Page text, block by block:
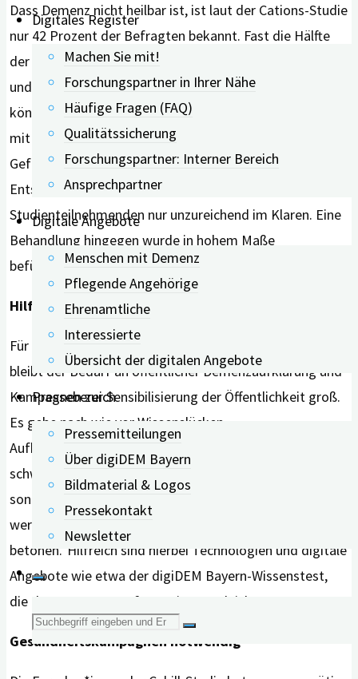
Digitales Register
Machen Sie mit!
Forschungspartner in Ihrer Nähe
Häufige Fragen (FAQ)
Qualitätssicherung
Forschungspartner: Interner Bereich
Ansprechpartner
Digitale Angebote
Menschen mit Demenz
Pflegende Angehörige
Ehrenamtliche
Interessierte
Übersicht der digitalen Angebote
Pressebereich
Pressemitteilungen
Über digiDEM Bayern
Bildmaterial & Logos
Pressekontakt
Newsletter
Suche
Dass Demenz nicht heilbar ist, ist laut der Cations-Studie
nur 42 Prozent der Befragten bekannt. Fast die Hälfte
der Befragten stimmte zu, dass Demenz ein normaler
und nicht vermeidbarer Teil des Alterns ist. Jedoch
könnte der Glaube an die Möglichkeiten der Vorbeugung
mit der Zeit stärker werden. Über die Rolle der
Gefäßrisikofaktoren und deren Bedeutung bei der
Entstehung von Demenzen waren sich die
Studienteilnehmenden nur unzureichend im Klaren. Eine
Behandlung hingegen wurde in hohem Maße
befürwortet.
Hilfreiche Technologien
Für das Team der Wissenschaftler*innen um Cations
bleibt der Bedarf an öffentlicher Demenzaufklärung und
Kampagnen zur Sensibilisierung der Öffentlichkeit groß.
Es gebe nach wie vor Wissenslücken.
Aufklärungskampagnen müssten nicht nur auf die
schwerwiegenden Folgen der Demenz hinweisen,
sondern „durch evidenzbasierte Kampagnen ergänzt
werden, die den Wert einer Diagnose und Behandlung
betonen.“Hilfreich sind hierbei Technologien und digitale
Angebote wie etwa der digiDEM Bayern-Wissenstest,
die den Zugang zu Informationen erleichtern.
Gesundheitskampagnen notwendig